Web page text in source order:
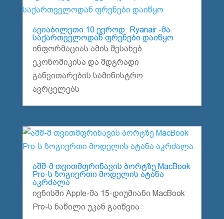
ავიაბილეთი 10 ევროდ: Ryanair -მა
საქართველოდან ფრენები დაიწყო
ინფორმაციას ამის შესახებ
ეკონომიკისა და მდგრადი
განვითარების სამინისტრო
ავრცელებს
აშშ-მ თვითმფრინავის ბორტზე MacBook
Pro-ს ზოგიერთი მოდელის ატანა
აკრძალა
ივნისში Apple-მა 15-დიუმიანი MacBook
Pro-ს ნაწილი უკან გაიწვია